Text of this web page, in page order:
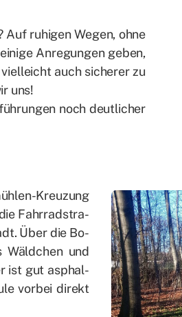
ru­hi­gen We­gen, ohne
An­re­gun­gen ge­ben,
auch si­che­rer zu
uns!
noch deut­li­cher
Kreu­zung
Fahr­rad­stra­
Über die Bo­
und
ist gut asphal­
vor­bei di­rekt